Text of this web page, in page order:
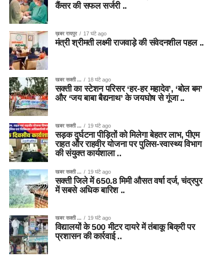
कैंसर की सफल सर्जरी ..
ख़बर रायपुर 17 घंटे ago
मंत्री श्रीमती लक्ष्मी राजवाड़े की संवेदनशील पहल ..
खबर सक्ती ... 18 घंटे ago
सक्ती का स्टेशन परिसर ‘हर-हर महादेव’, ‘बोल बम’
और ‘जय बाबा बैद्यनाथ’ के जयघोष से गूंजा ..
खबर सक्ती ... 19 घंटे ago
सड़क दुर्घटना पीड़ितों को मिलेगा बेहतर लाभ, पीएम
राहत और राहवीर योजना पर पुलिस-स्वास्थ्य विभाग
की संयुक्त कार्यशाला ..
खबर सक्ती ... 19 घंटे ago
सक्ती जिले में 650.8 मिमी औसत वर्षा दर्ज, चंद्रपुर
में सबसे अधिक बारिश ..
खबर सक्ती ... 19 घंटे ago
विद्यालयों के 500 मीटर दायरे में तंबाकू बिक्री पर
प्रशासन की कार्रवाई ..